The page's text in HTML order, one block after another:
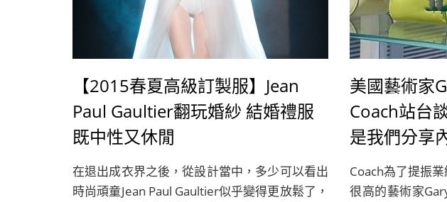
【2015春夏高級訂製服】Jean
Paul Gaultier翻玩婚紗 結婚禮服
既中性又休閒
在退出成衣界之後，從設計當中，多少可以看出
時尚頑童Jean Paul Gaultier似乎變得更放鬆了，
美國藝術家
Coach站台
是我們分享
Coach為了提振
很高的藝術家